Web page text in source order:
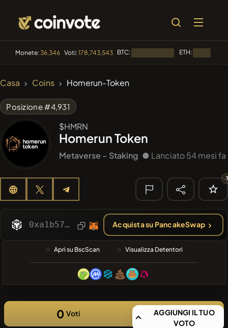
Monete:36,346 Voti:178,743,543 BTC: ETH:
TENDENZA
ATH ATH
#608
🔎 RICERCA
RECENTE
❌Nessuna
moneta
recente
Casa Coins Homerun-Token
Posizione #4,931
$HMRN
Homerun Token
Metaverse - Staking ● Lanciato 54 mesi fa
1
0xa1b57b528caa42cdf4dbcf48f4eeea29470db3b6 Acquista su PancakeSwap
Apri su BscScan Visualizza Detentori
0 Voti
AGGIUNGI IL TUO
VOTO